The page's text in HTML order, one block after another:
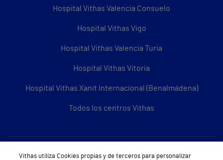
Hospital Vithas Valencia Consuelo
Hospital Vithas Vigo
Hospital Vithas Valencia Turia
Hospital Vithas Vitoria
Hospital Vithas Xanit Internacional (Benalmádena)
Todos los centros Vithas
Sobre Vithas
Vithas utiliza Cookies propias y de terceros para personalizar